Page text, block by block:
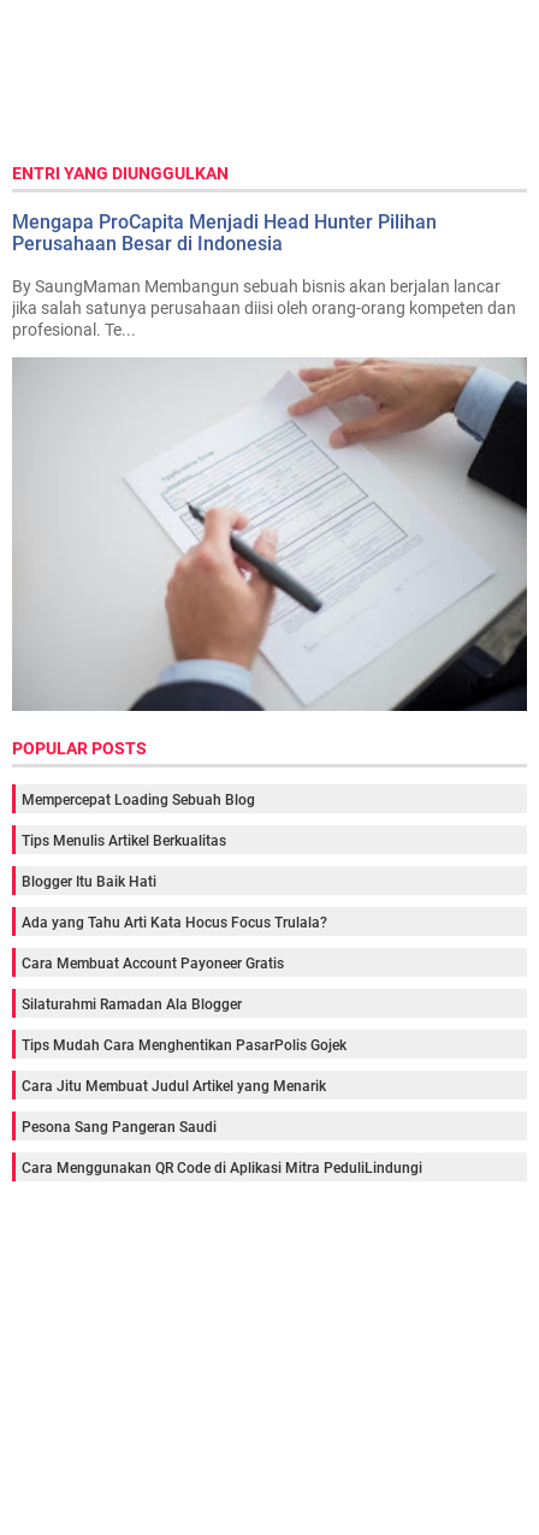
ENTRI YANG DIUNGGULKAN
Mengapa ProCapita Menjadi Head Hunter Pilihan
Perusahaan Besar di Indonesia
By SaungMaman Membangun sebuah bisnis akan berjalan lancar
jika salah satunya perusahaan diisi oleh orang-orang kompeten dan
profesional. Te...
POPULAR POSTS
Mempercepat Loading Sebuah Blog
Tips Menulis Artikel Berkualitas
Blogger Itu Baik Hati
Ada yang Tahu Arti Kata Hocus Focus Trulala?
Cara Membuat Account Payoneer Gratis
Silaturahmi Ramadan Ala Blogger
Tips Mudah Cara Menghentikan PasarPolis Gojek
Cara Jitu Membuat Judul Artikel yang Menarik
Pesona Sang Pangeran Saudi
Cara Menggunakan QR Code di Aplikasi Mitra PeduliLindungi